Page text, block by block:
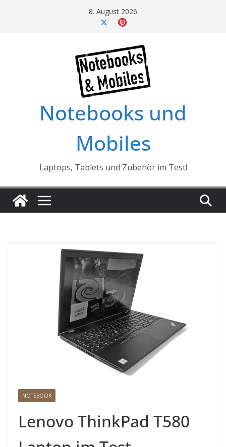
8. August 2026
Notebooks und
Mobiles
Laptops, Tablets und Zubehör im Test!
NOTEBOOK
Lenovo ThinkPad T580